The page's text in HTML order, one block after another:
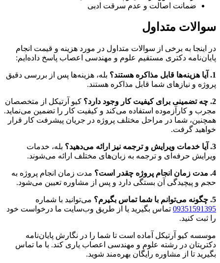
ضمانت اصالت و عدم سرقت ادبی
سوالات متداول
در اینجا به برخی از سوالات متداول در مورد هزینه و قیمت انجام
پایان‌نامه دکتری مستقیم علوم و مهندسی اعصاب پاسخ داده‌ایم:
1. آیا هزینه‌ها قابل مذاکره هستند؟
بله، هزینه‌ها پس از بررسی دقیق
پروژه و نیازهای شما قابل مذاکره هستند.
2. چه تضمینی برای کیفیت کار وجود دارد؟
کیو آرتیکل از متخصصان
مجرب و کارآزموده استفاده می‌کند و کیفیت کار را تضمین می‌نماید.
همچنین، شما در مراحل مختلف پروژه در جریان پیشرفت کار قرار
خواهید گرفت.
3. آیا خدمات ویرایش و ترجمه نیز ارائه می‌دهید؟
بله، خدمات
ویرایش حرفه‌ای و ترجمه به زبان‌های مختلف ارائه می‌شوند.
4. مدت زمان انجام پروژه چقدر است؟
مدت زمان انجام پروژه به
حجم و پیچیدگی آن بستگی دارد و پس از مشاوره تعیین می‌شود.
5. چگونه می‌توانم با شما تماس بگیرم؟
می‌توانید با شماره
09351591395 تماس بگیرید یا از طریق وب‌سایت ما درخواست خود
را ثبت کنید.
موسسه کیو آرتیکل آماده است تا شما را در نگارش پایان‌نامه
دکتریتان در رشته علوم و مهندسی اعصاب یاری کند. با ما تماس
بگیرید تا از مشاوره رایگان بهره‌مند شوید.